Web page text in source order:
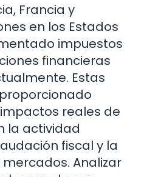
Francia y
en los Estados
impuestos
financieras
Estas
reales de
la actividad
fiscal y la
Analizar